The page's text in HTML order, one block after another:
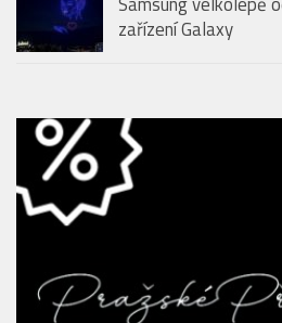
zařízení Galaxy